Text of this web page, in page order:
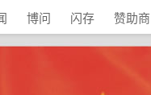
博问 闪存 赞助商